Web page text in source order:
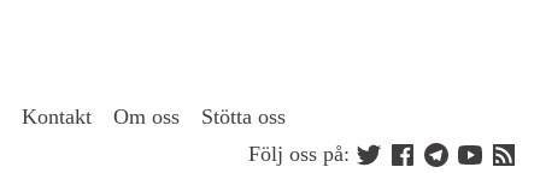
Kontakt Om oss
Stötta oss
Följ oss på: